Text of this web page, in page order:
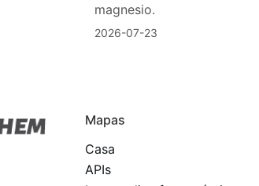
magnesio.
2026-07-23
Mapas
Casa
APIs